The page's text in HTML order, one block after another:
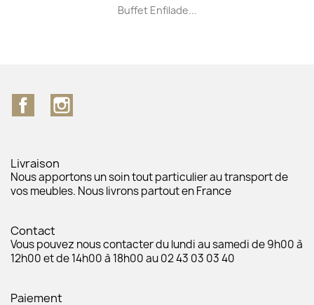
Buffet Enfilade...
Facebook
Livraison
Nous apportons un soin tout particulier au transport de
vos meubles. Nous livrons partout en France
Contact
Vous pouvez nous contacter du lundi au samedi de 9h00 à
12h00 et de 14h00 à 18h00 au 02 43 03 03 40
Paiement